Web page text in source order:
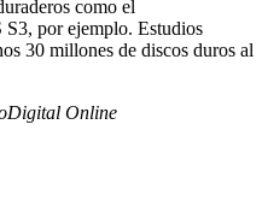
como el
S3, por ejemplo. Estudios
30 millones de discos duros al
Online